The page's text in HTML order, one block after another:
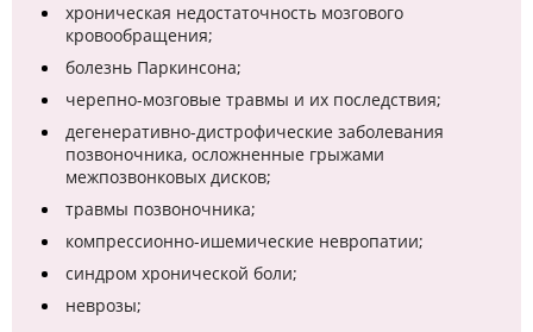
хроническая недостаточность мозгового
кровообращения;
болезнь Паркинсона;
черепно-мозговые травмы и их последствия;
дегенеративно-дистрофические заболевания
позвоночника, осложненные грыжами
межпозвонковых дисков;
травмы позвоночника;
компрессионно-ишемические невропатии;
синдром хронической боли;
неврозы;